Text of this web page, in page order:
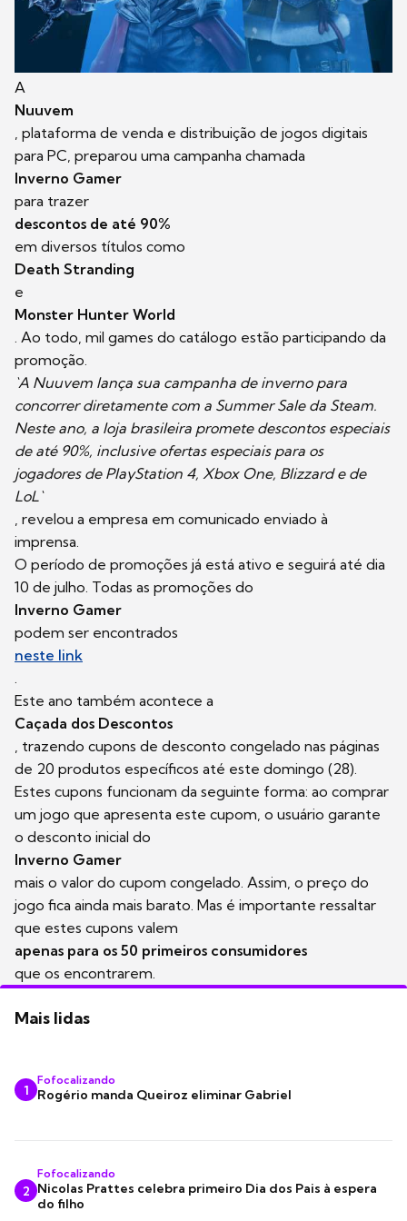
A
Nuuvem
, plataforma de venda e distribuição de jogos digitais
para PC, preparou uma campanha chamada
Inverno Gamer
para trazer
descontos de até 90%
em diversos títulos como
Death Stranding
e
Monster Hunter World
. Ao todo, mil games do catálogo estão participando da
promoção.
`A Nuuvem lança sua campanha de inverno para
concorrer diretamente com a Summer Sale da Steam.
Neste ano, a loja brasileira promete descontos especiais
de até 90%, inclusive ofertas especiais para os
jogadores de PlayStation 4, Xbox One, Blizzard e de
LoL`
, revelou a empresa em comunicado enviado à
imprensa.
O período de promoções já está ativo e seguirá até dia
10 de julho. Todas as promoções do
Inverno Gamer
podem ser encontrados
neste link
Este ano também acontece a
Caçada dos Descontos
, trazendo cupons de desconto congelado nas páginas
de 20 produtos específicos até este domingo (28).
Estes cupons funcionam da seguinte forma: ao comprar
um jogo que apresenta este cupom, o usuário garante
o desconto inicial do
Inverno Gamer
mais o valor do cupom congelado. Assim, o preço do
jogo fica ainda mais barato. Mas é importante ressaltar
que estes cupons valem
apenas para os 50 primeiros consumidores
que os encontrarem.
Mais lidas
1
Fofocalizando
Rogério manda Queiroz eliminar Gabriel
2
Fofocalizando
Nicolas Prattes celebra primeiro Dia dos Pais à espera
do filho